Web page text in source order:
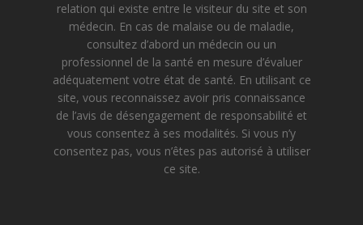
relation qui existe entre le visiteur du site et son
médecin. En cas de malaise ou de maladie,
consultez d’abord un médecin ou un
professionnel de la santé en mesure d’évaluer
adéquatement votre état de santé. En utilisant ce
site, vous reconnaissez avoir pris connaissance
de l’avis de désengagement de responsabilité et
vous consentez à ses modalités. Si vous n’y
consentez pas, vous n’êtes pas autorisé à utiliser
ce site.